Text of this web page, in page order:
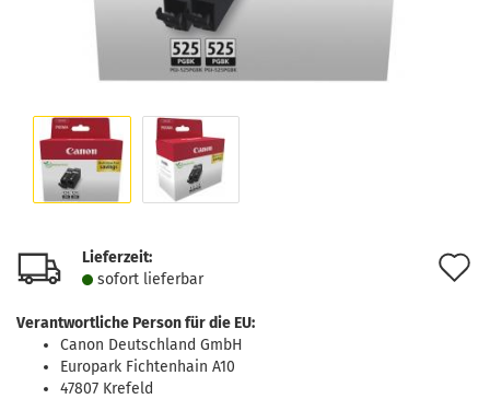
Lieferzeit:
sofort lie­fer­bar
Verantwortliche Person für die EU:
Canon Deutschland GmbH
Europark Fichtenhain A10
47807 Krefeld